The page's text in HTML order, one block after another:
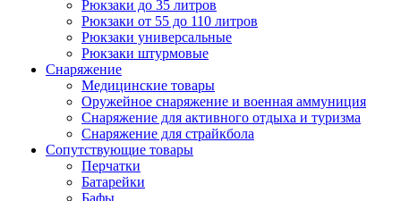
Рюкзаки до 35 литров
Рюкзаки от 55 до 110 литров
Рюкзаки универсальные
Рюкзаки штурмовые
Снаряжение
Медицинские товары
Оружейное снаряжение и военная аммуниция
Снаряжение для активного отдыха и туризма
Снаряжение для страйкбола
Сопутствующие товары
Перчатки
Батарейки
Бафы